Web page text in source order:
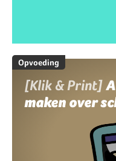
Opvoeding
[Klik & Print]
maken over